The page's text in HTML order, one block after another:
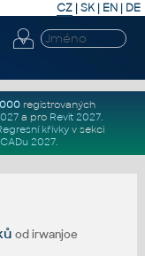
CZ | SK| EN | DE
registrovaných
a pro Revit 2027.
křivkyv sekci
2027.
od irwanjoe